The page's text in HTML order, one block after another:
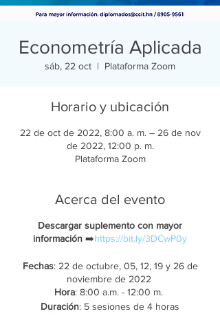
Econometría Aplicada
sáb, 22 oct
  |
Plataforma Zoom
Horario y ubicación
22 de oct de 2022, 8:00 a. m. – 26 de nov
de 2022, 12:00 p. m.
Plataforma Zoom
Acerca del evento
Descargar suplemento con mayor
información ➡️https://bit.ly/3DCwP0y
Fechas: 22 de octubre, 05, 12, 19 y 26 de
noviembre de 2022
Hora: 8:00 a.m. - 12:00 m.
Duración: 5 sesiones de 4 horas